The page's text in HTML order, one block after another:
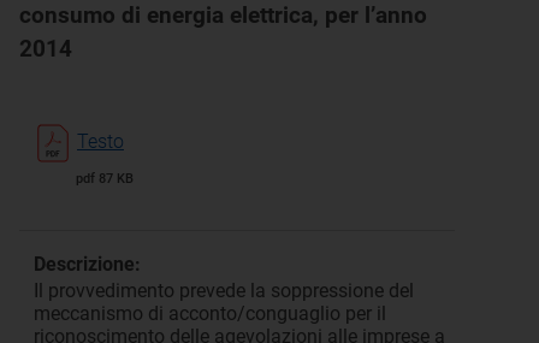
consumo di energia elettrica, per l’anno
2014
Testo
pdf 87 KB
Descrizione:
Il provvedimento prevede la soppressione del
meccanismo di acconto/conguaglio per il
riconoscimento delle agevolazioni alle imprese a